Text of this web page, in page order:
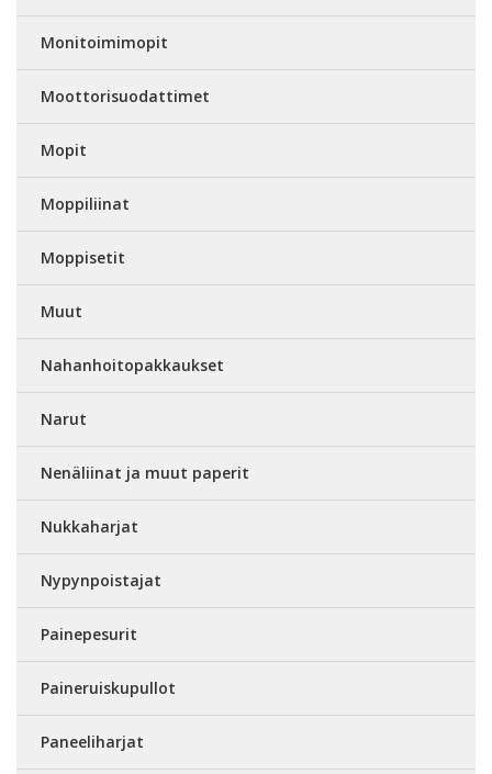
Monitoimimopit
Moottorisuodattimet
Mopit
Moppiliinat
Moppisetit
Muut
Nahanhoitopakkaukset
Narut
Nenäliinat ja muut paperit
Nukkaharjat
Nypynpoistajat
Painepesurit
Paineruiskupullot
Paneeliharjat